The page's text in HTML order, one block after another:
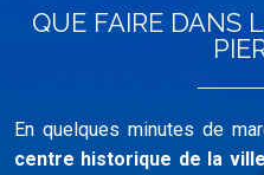
QUE FAIRE DANS
En quelques minutes de
centre historique de la